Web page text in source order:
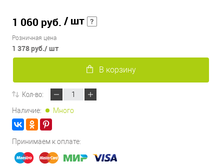
1 060 руб. / шт
Розничная цена
1 378 руб./ шт
В корзину
Кол-во:
Наличие: Много
Принимаем к оплате: